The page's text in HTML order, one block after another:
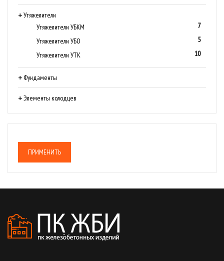
Утяжелители
Утяжелители УБКМ
7
Утяжелители УБО
5
Утяжелители УТК
10
Фундаменты
Элементы колодцев
ПРИМЕНИТЬ